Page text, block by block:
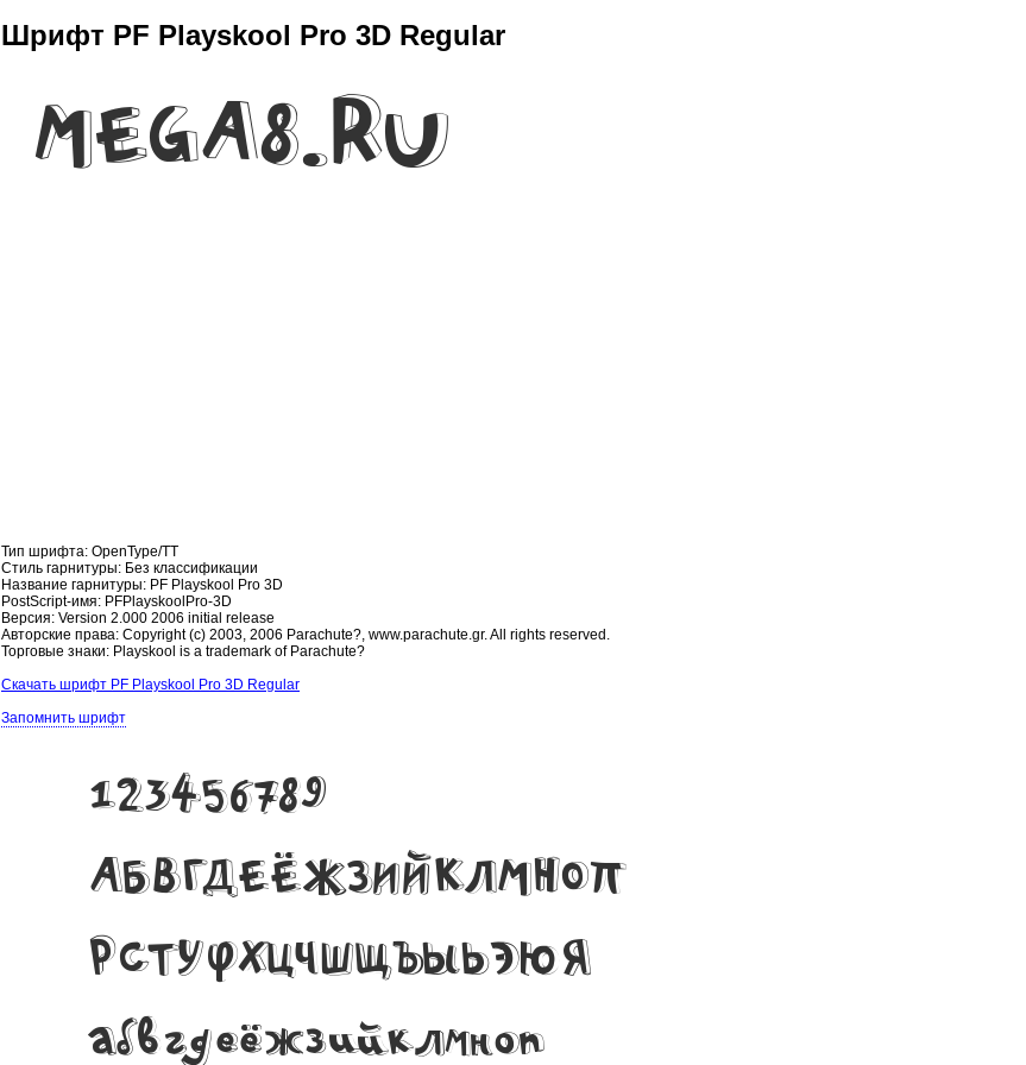
Шрифт PF Playskool Pro 3D Regular
Тип шрифта: OpenType/TT
Стиль гарнитуры: Без классификации
Название гарнитуры: PF Playskool Pro 3D
PostScript-имя: PFPlayskoolPro-3D
Версия: Version 2.000 2006 initial release
Авторские права: Copyright (c) 2003, 2006 Parachute?, www.parachute.gr. All rights reserved.
Торговые знаки: Playskool is a trademark of Parachute?
Скачать шрифт PF Playskool Pro 3D Regular
Запомнить шрифт